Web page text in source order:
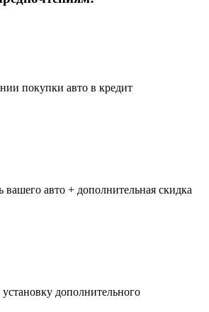
покупки авто в кредит
вашего авто + дополнительная скидка
дополнительного